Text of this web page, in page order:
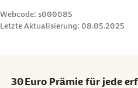
Webcode: s000085
Letzte Aktualisierung: 08.05.2025
30 Euro Prämie für jede